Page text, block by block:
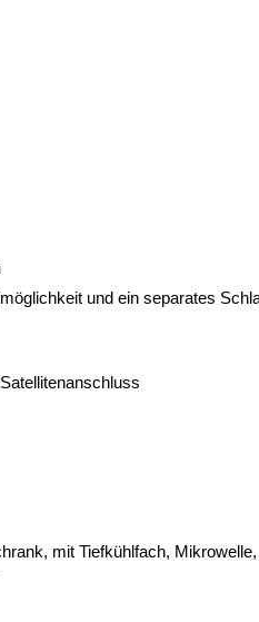
und ein separates
mit Tiefkühlfach,